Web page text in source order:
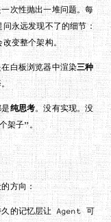
次性抛出一堆问题。每
永远发现不了的细节：
改变整个架构。
白板浏览器中渲染三种
。
是纯思考。没有实现。没
架子”。
方向：
久的记忆层让 Agent 可